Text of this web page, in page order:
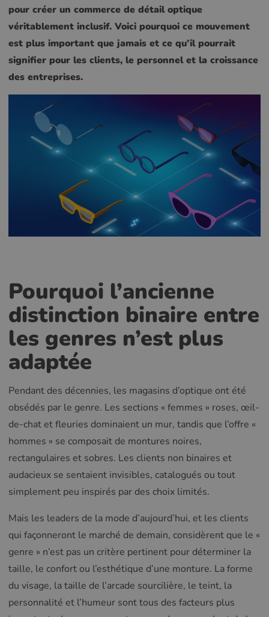
pour créer un commerce de détail optique
véritablement inclusif. Voici pourquoi ce mouvement
est plus important que jamais et ce qu’il pourrait
signifier pour les clients, le personnel et la croissance
des entreprises.
Pourquoi l’ancienne
distinction binaire entre
les genres n’est plus
adaptée
Pendant des décennies, les magasins d’optique ont été
obsédés par le genre. Les sections « femmes » roses, œil-
de-chat et fleuries dominaient un mur, tandis que l’offre «
hommes » se composait de montures noires,
rectangulaires et sobres. Les clients non binaires et
audacieux se sentaient invisibles, catalogués ou tout
simplement peu inspirés par des choix limités.
Mais les leaders de la mode d’aujourd’hui, et les clients
qui façonneront le marché de demain, considèrent que le «
genre » n’est pas un critère pertinent pour déterminer la
taille, le confort ou l’esthétique d’une monture. La forme
du visage, la taille de l’arcade sourcilière, le teint, la
personnalité et l’humeur sont tous des facteurs plus